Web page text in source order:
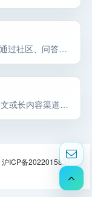
Google Search Console 主要用于通过社区、问答、图文或长内容渠道获取自然曝光和早期用户反馈。Google Search Console 主要用于通过社区、问答、图文或长内容渠道获取自然曝光和早期用户反馈。Google Search… 选择前重点看价格、上手门槛、风险和替代方案。
Moz 主要用于通过社区、问答、图文或长内容渠道获取自然曝光和早期用户反馈。Moz 主要用于通过社区、问答、图文或长内容渠道获取自然曝光和早期用户反馈。Moz 主要用于通过社区、问答、图文或长内容渠道获取自然曝光… 选择前重点看价格、上手门槛、风险和替代方案。
沪ICP备2022015837